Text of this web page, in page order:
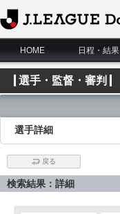
J.League Data Site
HOME
日程・結果
選手・監督・審判
選手詳細
戻る
検索結果：詳細